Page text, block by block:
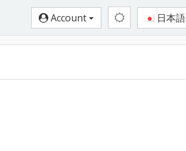
Account 日本語